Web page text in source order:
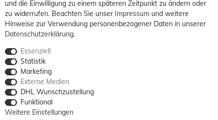
und die Einwilligung zu einem späteren Zeitpunkt zu ändern oder
zu widerrufen. Beachten Sie unser Impressum und weitere
Hinweise zur Verwendung personenbezogener Daten in unserer
Daten­schutz­erklärung.
Essenziell
Statistik
Marketing
Externe Medien
DHL Wunschzustellung
Funktional
Weitere Einstellungen